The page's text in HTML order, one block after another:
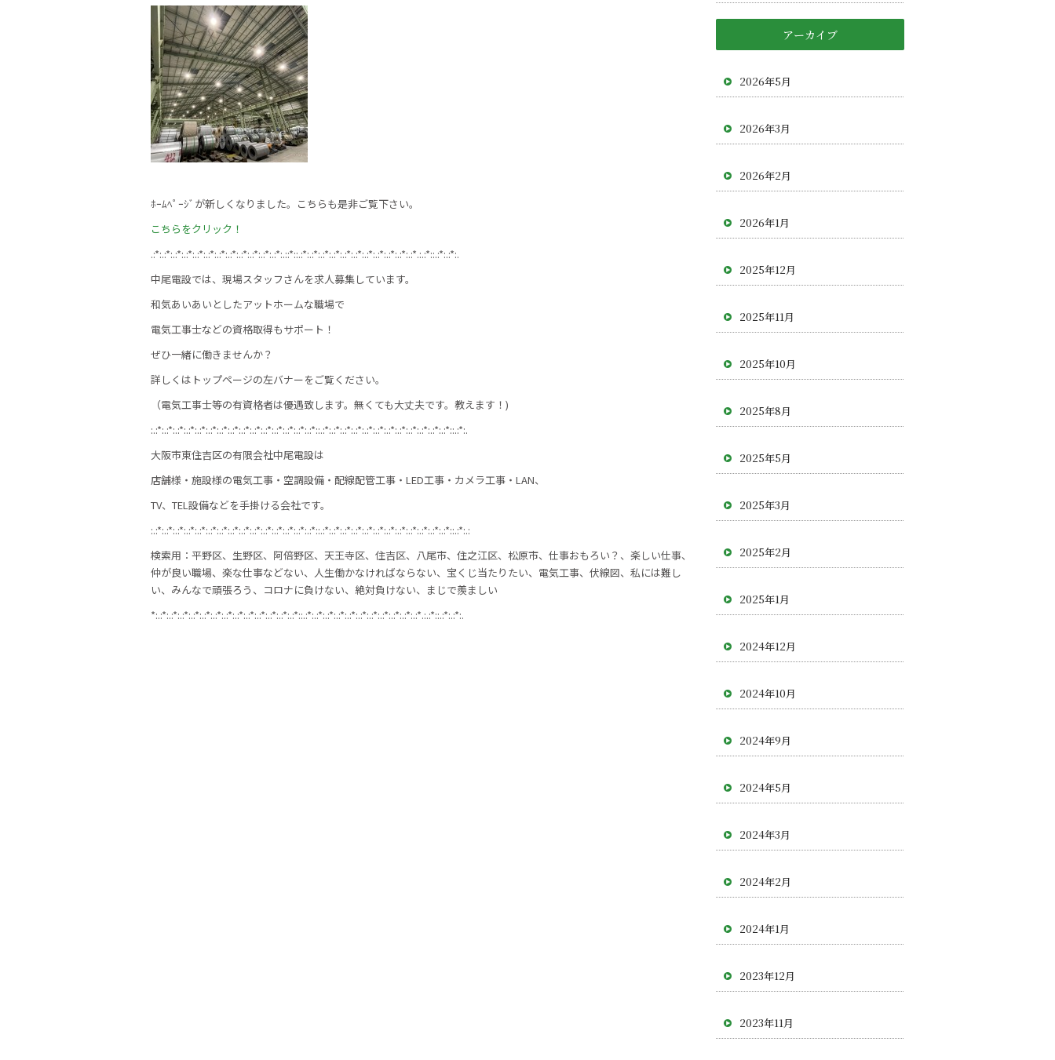
ﾎｰﾑﾍﾟｰｼﾞが新しくなりました。こちらも是非ご覧下さい。
こちらをクリック！
.:*:.:*:.:*:.:*:.:*:.:*:.:*:.:*:.:*:.:*:.:*:.:*:.::*::.:*:.:*:.:*:.:*:.:*:.:*:.:*:.:*:.:*:.:*:.:*.:.:*::.:*:.:*:.
中尾電設では、現場スタッフさんを求人募集しています。
和気あいあいとしたアットホームな職場で
電気工事士などの資格取得もサポート！
ぜひ一緒に働きませんか？
詳しくはトップページの左バナーをご覧ください。
（電気工事士等の有資格者は優遇致します。無くても大丈夫です。教えます！)
:.:*:.:*:.:*:.:*:.:*:.:*:.:*:.:*:.:*:.:*:.:*:.:*:.:*:.:*:.:*::.:*:.:*:.:*:.:*:.:*:.:*:.:*:.:*:.:*:.:*:.:*:.:*::.:*:.
大阪市東住吉区の有限会社中尾電設は
店舗様・施設様の電気工事・空調設備・配線配管工事・LED工事・カメラ工事・LAN、
TV、TEL設備などを手掛ける会社です。
:.:*:.:*:.:*:.:*:.:*:.:*:.:*:.:*:.:*:.:*:.:*:.:*:.:*:.:*:.:*::.:*:.:*:.:*:.:*:.:*:.:*:.:*:.:*:.:*:.:*:.:*:.:*::.:*:.:
検索用：平野区、生野区、阿倍野区、天王寺区、住吉区、八尾市、住之江区、松原市、仕事おもろい？、楽しい仕事、
仲が良い職場、楽な仕事などない、人生働かなければならない、宝くじ当たりたい、電気工事、伏線図、私には難し
い、みんなで頑張ろう、コロナに負けない、絶対負けない、まじで羨ましい
*:.:*:.:*:.:*:.:*:.:*:.:*:.:*:.:*:.:*:.:*:.:*:.:*:.:*::.:*:.:*:.:*:.:*:.:*:.:*:.:*:.:*:.:*:.:*:.:*.:.:*::.:*:.:*:.
アーカイブ
2026年5月
2026年3月
2026年2月
2026年1月
2025年12月
2025年11月
2025年10月
2025年8月
2025年5月
2025年3月
2025年2月
2025年1月
2024年12月
2024年10月
2024年9月
2024年5月
2024年3月
2024年2月
2024年1月
2023年12月
2023年11月